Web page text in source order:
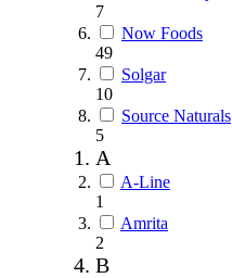
7
Now Foods
49
Solgar
10
Source Naturals
5
A
A-Line
1
Amrita
2
B